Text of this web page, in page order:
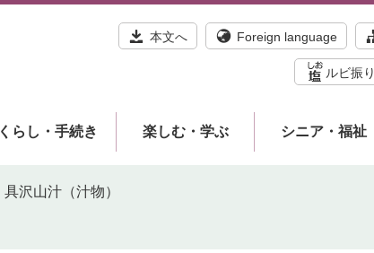
本文へ Foreign language
ルビ振り
くらし・手続き 楽しむ・学ぶ シニア・福祉
具沢山汁（汁物）